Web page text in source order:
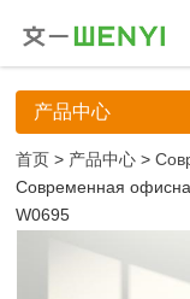
产品中心
首页 > 产品中心 >
Современная
W0695